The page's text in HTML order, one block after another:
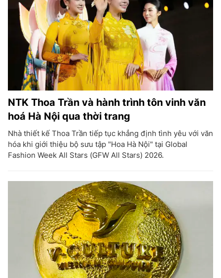
NTK Thoa Trần và hành trình tôn vinh văn
hoá Hà Nội qua thời trang
Nhà thiết kế Thoa Trần tiếp tục khẳng định tình yêu với văn
hóa khi giới thiệu bộ sưu tập "Hoa Hà Nội" tại Global
Fashion Week All Stars (GFW All Stars) 2026.